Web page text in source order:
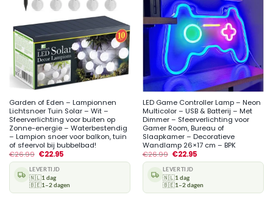
Garden of Eden – Lampionnen
Lichtsnoer Tuin Solar – Wit –
Sfeerverlichting voor buiten op
Zonne-energie – Waterbestendig
– Lampion snoer voor balkon, tuin
of sfeervol bij bubbelbad!
€26.99 €22.95
LEVERTIJD
🇳🇱1 dag
🇧🇪1–2 dagen
LED Game Controller Lamp – Neon
Multicolor – USB & Batterij – Met
Dimmer – Sfeerverlichting voor
Gamer Room, Bureau of
Slaapkamer – Decoratieve
Wandlamp 26×17 cm – BPK
€26.99 €22.95
LEVERTIJD
🇳🇱1 dag
🇧🇪1–2 dagen